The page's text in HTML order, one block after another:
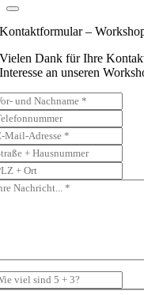
Kontaktformular –
Vielen Dank für Ihre
Interesse an unseren